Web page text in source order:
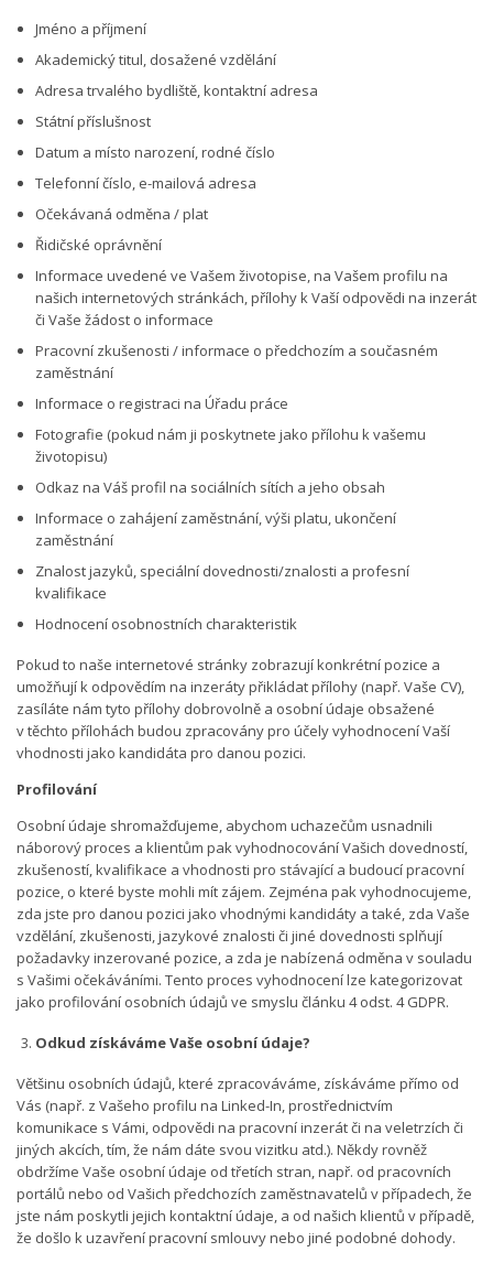
Jméno a příjmení
Akademický titul, dosažené vzdělání
Adresa trvalého bydliště, kontaktní adresa
Státní příslušnost
Datum a místo narození, rodné číslo
Telefonní číslo, e-mailová adresa
Očekávaná odměna / plat
Řidičské oprávnění
Informace uvedené ve Vašem životopise, na Vašem profilu na
našich internetových stránkách, přílohy k Vaší odpovědi na inzerát
či Vaše žádost o informace
Pracovní zkušenosti / informace o předchozím a současném
zaměstnání
Informace o registraci na Úřadu práce
Fotografie (pokud nám ji poskytnete jako přílohu k vašemu
životopisu)
Odkaz na Váš profil na sociálních sítích a jeho obsah
Informace o zahájení zaměstnání, výši platu, ukončení
zaměstnání
Znalost jazyků, speciální dovednosti/znalosti a profesní
kvalifikace
Hodnocení osobnostních charakteristik
Pokud to naše internetové stránky zobrazují konkrétní pozice a
umožňují k odpovědím na inzeráty přikládat přílohy (např. Vaše CV),
zasíláte nám tyto přílohy dobrovolně a osobní údaje obsažené
v těchto přílohách budou zpracovány pro účely vyhodnocení Vaší
vhodnosti jako kandidáta pro danou pozici.
Profilování
Osobní údaje shromažďujeme, abychom uchazečům usnadnili
náborový proces a klientům pak vyhodnocování Vašich dovedností,
zkušeností, kvalifikace a vhodnosti pro stávající a budoucí pracovní
pozice, o které byste mohli mít zájem. Zejména pak vyhodnocujeme,
zda jste pro danou pozici jako vhodnými kandidáty a také, zda Vaše
vzdělání, zkušenosti, jazykové znalosti či jiné dovednosti splňují
požadavky inzerované pozice, a zda je nabízená odměna v souladu
s Vašimi očekáváními. Tento proces vyhodnocení lze kategorizovat
jako profilování osobních údajů ve smyslu článku 4 odst. 4 GDPR.
Odkud získáváme Vaše osobní údaje?
Většinu osobních údajů, které zpracováváme, získáváme přímo od
Vás (např. z Vašeho profilu na Linked-In, prostřednictvím
komunikace s Vámi, odpovědi na pracovní inzerát či na veletrzích či
jiných akcích, tím, že nám dáte svou vizitku atd.). Někdy rovněž
obdržíme Vaše osobní údaje od třetích stran, např. od pracovních
portálů nebo od Vašich předchozích zaměstnavatelů v případech, že
jste nám poskytli jejich kontaktní údaje, a od našich klientů v případě,
že došlo k uzavření pracovní smlouvy nebo jiné podobné dohody.